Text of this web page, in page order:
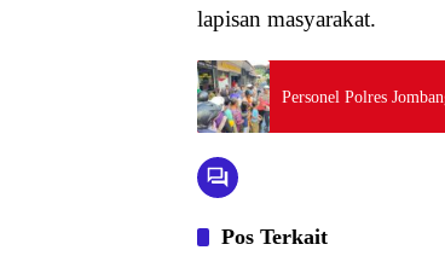
lapisan masyarakat.
Personel Polres
Pos Terkait
Aktivitas